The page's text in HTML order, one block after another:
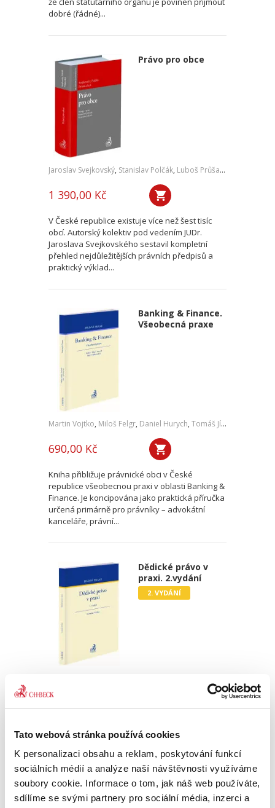
Tato webová stránka používá cookies
K personalizaci obsahu a reklam, poskytování funkcí
sociálních médií a analýze naší návštěvnosti využíváme
soubory cookie. Informace o tom, jak náš web používáte,
sdílíme se svými partnery pro sociální média, inzerci a
dobré (řádné)...
Právo pro obce
Jaroslav Svejkovský, Stanislav Polčák, Luboš Průša,a kol.
1 390,00 Kč
V České republice existuje více než šest tisíc
obcí. Autorský kolektiv pod vedením JUDr.
Jaroslava Svejkovského sestavil kompletní
přehled nejdůležitějších právních předpisů a
praktický výklad...
Banking & Finance.
Všeobecná praxe
Martin Vojtko, Miloš Felgr, Daniel Hurych, Tomáš Jíně
690,00 Kč
Kniha přibližuje právnické obci v České
republice všeobecnou praxi v oblasti Banking &
Finance. Je koncipována jako praktická příručka
určená primárně pro právníky – advokátní
kanceláře, právní...
Dědické právo v
praxi. 2.vydání
2. VYDÁNÍ
890,00 Kč
Publikace Dědické právo v praxi, která vychází v
novém aktualizovaném a rozšířeném vydání,
nabízí opět ucelený přehled všech institutů
tohoto odvětví soukromého práva. Autoři se
v maximální míře...